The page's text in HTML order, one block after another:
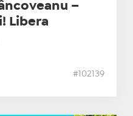
–
Libera
#102139